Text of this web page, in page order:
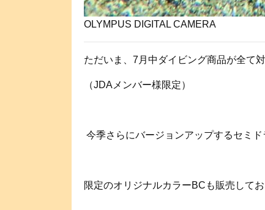
OLYMPUS DIGITAL CAMERA
ただいま、7月中ダイビング商品が全て
（JDAメンバー様限定） ⁡ ⁡
今季さらにバージョンアップするセミドラ
限定のオリジナルカラーBCも販売しておりま